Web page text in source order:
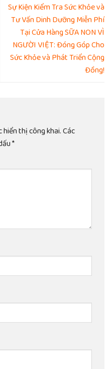
Sự Kiện Kiểm Tra Sức Khỏe và
Tư Vấn Dinh Dưỡng Miễn Phí
Tại Cửa Hàng SỮA NON VÌ
NGƯỜI VIỆT: Đóng Góp Cho
Sức Khỏe và Phát Triển Cộng
Đồng!
thị công khai.Các
*